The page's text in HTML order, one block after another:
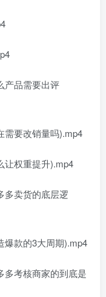
产品需要出评
需要改销量吗).mp4
让权重提升).mp4
多卖货的底层逻
爆款的3大周期).mp4
多考核商家的到底是